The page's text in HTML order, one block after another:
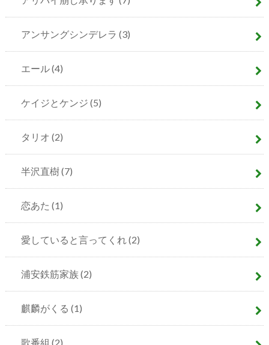
アンサングシンデレラ (3)
エール(4)
ケイジとケンジ (5)
タリオ (2)
半沢直樹(7)
恋あた (1)
愛していると言ってくれ(2)
浦安鉄筋家族(2)
麒麟がくる (1)
歌番組 (2)